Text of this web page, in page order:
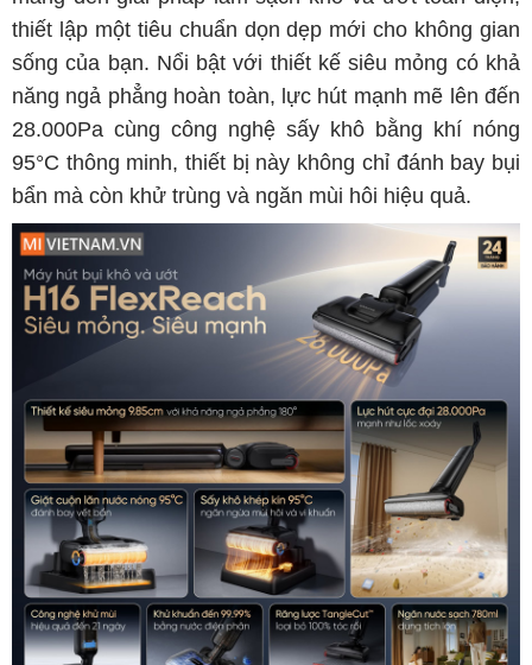
thiết lập một tiêu chuẩn dọn dẹp mới cho không gian
sống của bạn. Nổi bật với thiết kế siêu mỏng có khả
năng ngả phẳng hoàn toàn, lực hút mạnh mẽ lên đến
28.000Pa cùng công nghệ sấy khô bằng khí nóng
95°C thông minh, thiết bị này không chỉ đánh bay bụi
bẩn mà còn khử trùng và ngăn mùi hôi hiệu quả.